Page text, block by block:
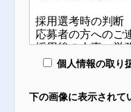
個人情報の取り
下の画像に表示されて